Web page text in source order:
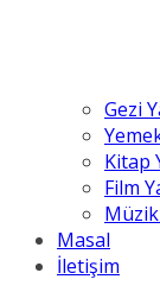
Gezi
Kitap
Film
Müzik
Masal
İletişim